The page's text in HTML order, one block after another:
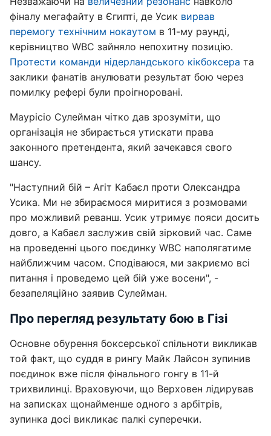
фіналу мегафайту в Єгипті, де Усик вирвав
перемогу технічним нокаутом в 11-му раунді,
керівництво WBC зайняло непохитну позицію.
Протести команди нідерландського кікбоксера та
заклики фанатів анулювати результат бою через
помилку рефері були проігноровані.
Маурісіо Сулейман чітко дав зрозуміти, що
організація не збирається утискати права
законного претендента, який зачекався свого
шансу.
"Наступний бій – Агіт Кабаєл проти Олександра
Усика. Ми не збираємося миритися з розмовами
про можливий реванш. Усик утримує пояси досить
довго, а Кабаєл заслужив свій зірковий час. Саме
на проведенні цього поєдинку WBC наполягатиме
найближчим часом. Сподіваюся, ми закриємо всі
питання і проведемо цей бій уже восени", -
безапеляційно заявив Сулейман.
Про перегляд результату бою в Гізі
Основне обурення боксерської спільноти викликав
той факт, що суддя в рингу Майк Лайсон зупинив
поєдинок вже після фінального гонгу в 11-й
трихвилинці. Враховуючи, що Верховен лідирував
на записках щонайменше одного з арбітрів,
зупинка досі викликає палкі суперечки.